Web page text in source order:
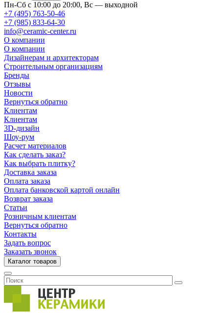
Пн-Сб с 10:00 до 20:00, Вс — выходной
+7 (495) 763-50-46
+7 (985) 833-64-30
info@ceramic-center.ru
О компании
О компании
Дизайнерам и архитекторам
Строительным организациям
Бренды
Отзывы
Новости
Вернуться обратно
Клиентам
Клиентам
3D-дизайн
Шоу-рум
Расчет материалов
Как сделать заказ?
Как выбрать плитку?
Доставка заказа
Оплата заказа
Оплата банковской картой онлайн
Возврат заказа
Статьи
Розничным клиентам
Вернуться обратно
Контакты
Задать вопрос
Заказать звонок
Каталог товаров